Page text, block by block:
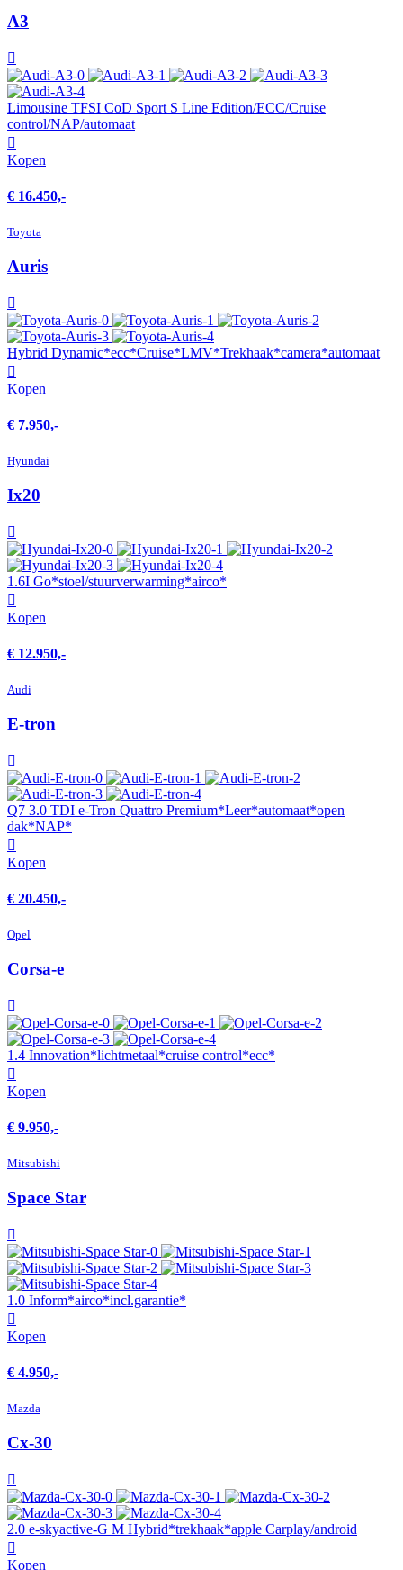
A3
Limousine TFSI CoD Sport S Line Edition/ECC/Cruise
control/NAP/automaat
Kopen
€ 16.450,-
Toyota
Auris
Hybrid Dynamic*ecc*Cruise*LMV*Trekhaak*camera*automaat
Kopen
€ 7.950,-
Hyundai
Ix20
1.6I Go*stoel/stuurverwarming*airco*
Kopen
€ 12.950,-
Audi
E-tron
Q7 3.0 TDI e-Tron Quattro Premium*Leer*automaat*open
dak*NAP*
Kopen
€ 20.450,-
Opel
Corsa-e
1.4 Innovation*lichtmetaal*cruise control*ecc*
Kopen
€ 9.950,-
Mitsubishi
Space Star
1.0 Inform*airco*incl.garantie*
Kopen
€ 4.950,-
Mazda
Cx-30
2.0 e-skyactive-G M Hybrid*trekhaak*apple Carplay/android
Kopen